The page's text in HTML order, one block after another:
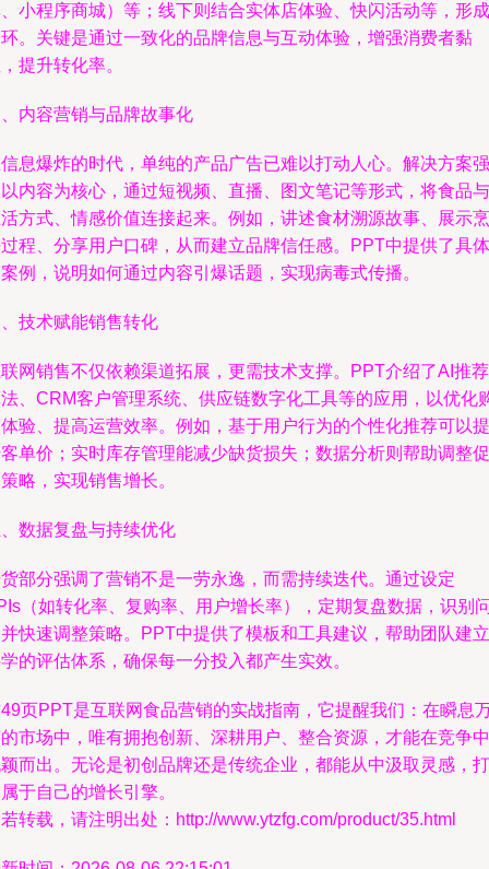
小程序商城）等；线下则结合实体店体验、快闪活动等，形成
。关键是通过一致化的品牌信息与互动体验，增强消费者黏
提升转化率。
内容营销与品牌故事化
息爆炸的时代，单纯的产品广告已难以打动人心。解决方案强
内容为核心，通过短视频、直播、图文笔记等形式，将食品与
方式、情感价值连接起来。例如，讲述食材溯源故事、展示烹
程、分享用户口碑，从而建立品牌信任感。PPT中提供了具体
例，说明如何通过内容引爆话题，实现病毒式传播。
技术赋能销售转化
网销售不仅依赖渠道拓展，更需技术支撑。PPT介绍了AI推荐
、CRM客户管理系统、供应链数字化工具等的应用，以优化
验、提高运营效率。例如，基于用户行为的个性化推荐可以提
单价；实时库存管理能减少缺货损失；数据分析则帮助调整促
略，实现销售增长。
数据复盘与持续优化
部分强调了营销不是一劳永逸，而需持续迭代。通过设定
（如转化率、复购率、用户增长率），定期复盘数据，识别
快速调整策略。PPT中提供了模板和工具建议，帮助团队建立
的评估体系，确保每一分投入都产生实效。
页PPT是互联网食品营销的实战指南，它提醒我们：在瞬息
市场中，唯有拥抱创新、深耕用户、整合资源，才能在竞争中
而出。无论是初创品牌还是传统企业，都能从中汲取灵感，打
于自己的增长引擎。
转载，请注明出处：http://www.ytzfg.com/product/35.html